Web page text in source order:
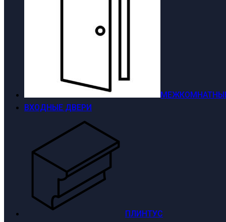
ВХОДНЫЕ ДВЕРИ
ПЛИНТУС